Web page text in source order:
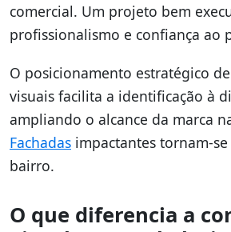
comercial. Um projeto bem
profissionalismo e confiança ao
O posicionamento estratégico
visuais facilita a identificação à
ampliando o alcance da marca
Fachadas impactantes tornam-
bairro.
O que diferencia a